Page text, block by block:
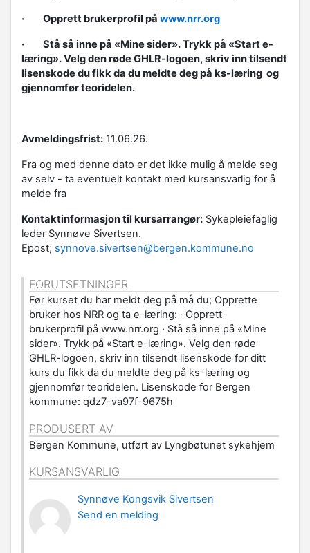
· Opprett brukerprofil på www.nrr.org
· Stå så inne på «Mine sider». Trykk på «Start e-
læring». Velg den røde GHLR-logoen, skriv inn tilsendt
lisenskode du fikk da du meldte deg på ks-læring og
gjennomfør teoridelen.
Avmeldingsfrist: 11.06.26.
Fra og med denne dato er det ikke mulig å melde seg
av selv - ta eventuelt kontakt med kursansvarlig for å
melde fra
Kontaktinformasjon til kursarrangør: Sykepleiefaglig
leder Synnøve Sivertsen.
Epost; synnove.sivertsen@bergen.kommune.no
FORUTSETNINGER
Før kurset du har meldt deg på må du; Opprette
bruker hos NRR og ta e-læring: · Opprett
brukerprofil på www.nrr.org · Stå så inne på «Mine
sider». Trykk på «Start e-læring». Velg den røde
GHLR-logoen, skriv inn tilsendt lisenskode for ditt
kurs du fikk da du meldte deg på ks-læring og
gjennomfør teoridelen. Lisenskode for Bergen
kommune: qdz7-va97f-9675h
PRODUSERT AV
Bergen Kommune, utført av Lyngbøtunet sykehjem
KURSANSVARLIG
Synnøve Kongsvik Sivertsen
Send en melding